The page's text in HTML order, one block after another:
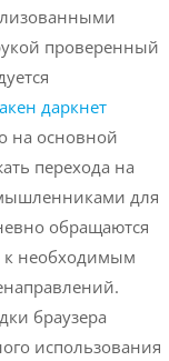
проверенный
даркнет
на основной
перехода на
для
обращаются
к необходимым
браузера
использования